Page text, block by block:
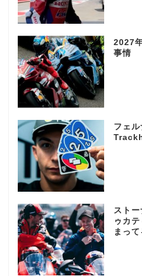
2027
事情
フェ
スト
ゥカ
まっ